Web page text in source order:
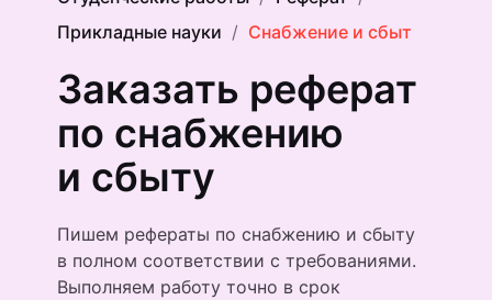
Прикладные науки
Снабжение и сбыт
Заказать реферат
по снабжению
и сбыту
Пишем рефераты по снабжению и сбыту
в полном соответствии с требованиями.
Выполняем работу точно в срок